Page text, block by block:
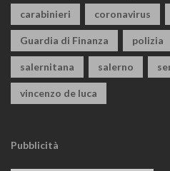
carabinieri coronavirus
Guardia di Finanza polizia
salernitana salerno
vincenzo de luca
Pubblicità